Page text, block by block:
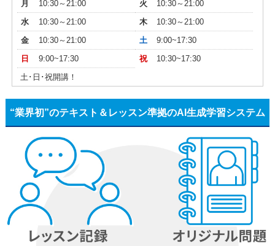
月 10:30～21:00 火
10:30～21:00
水
10:30～21:00 木
10:30～21:00
金
10:30～21:00 土
9:00~17:30
日
9:00~17:30 祝
10:30~17:30
土･日･祝開講！
“業界初”のテキスト＆レッスン準拠のAI生成学習システム